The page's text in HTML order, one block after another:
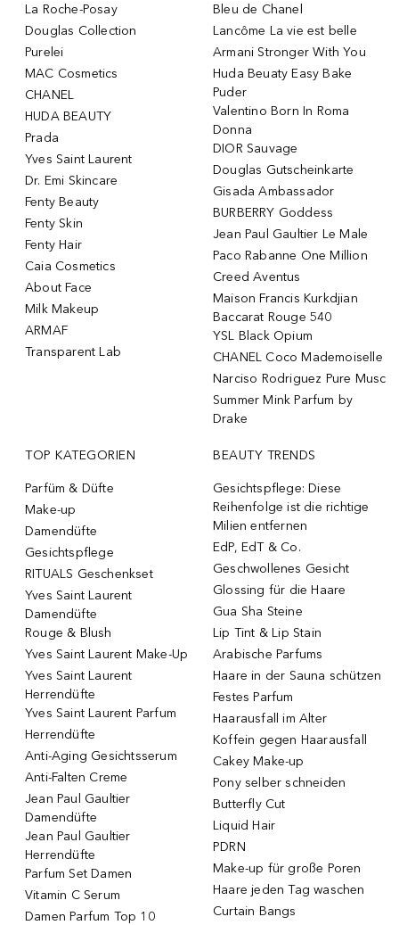
La Roche-Posay
Douglas Collection
Purelei
MAC Cosmetics
CHANEL
HUDA BEAUTY
Prada
Yves Saint Laurent
Dr. Emi Skincare
Fenty Beauty
Fenty Skin
Fenty Hair
Caia Cosmetics
About Face
Milk Makeup
ARMAF
Transparent Lab
Bleu de Chanel
Lancôme La vie est belle
Armani Stronger With You
Huda Beuaty Easy Bake
Puder
Valentino Born In Roma
Donna
DIOR Sauvage
Douglas Gutscheinkarte
Gisada Ambassador
BURBERRY Goddess
Jean Paul Gaultier Le Male
Paco Rabanne One Million
Creed Aventus
Maison Francis Kurkdjian
Baccarat Rouge 540
YSL Black Opium
CHANEL Coco Mademoiselle
Narciso Rodriguez Pure Musc
Summer Mink Parfum by
Drake
TOP KATEGORIEN
Parfüm & Düfte
Make-up
Damendüfte
Gesichtspflege
RITUALS Geschenkset
Yves Saint Laurent
Damendüfte
Rouge & Blush
Yves Saint Laurent Make-Up
Yves Saint Laurent
Herrendüfte
Yves Saint Laurent Parfum
Herrendüfte
Anti-Aging Gesichtsserum
Anti-Falten Creme
Jean Paul Gaultier
Damendüfte
Jean Paul Gaultier
Herrendüfte
Parfum Set Damen
Vitamin C Serum
Damen Parfum Top 10
BEAUTY TRENDS
Gesichtspflege: Diese
Reihenfolge ist die richtige
Milien entfernen
EdP, EdT & Co.
Geschwollenes Gesicht
Glossing für die Haare
Gua Sha Steine
Lip Tint & Lip Stain
Arabische Parfums
Haare in der Sauna schützen
Festes Parfum
Haarausfall im Alter
Koffein gegen Haarausfall
Cakey Make-up
Pony selber schneiden
Butterfly Cut
Liquid Hair
PDRN
Make-up für große Poren
Haare jeden Tag waschen
Curtain Bangs